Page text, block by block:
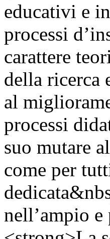
educativi e
processi
carattere
della ricerca
al
processi
suo mutare
come per
nell’ampio